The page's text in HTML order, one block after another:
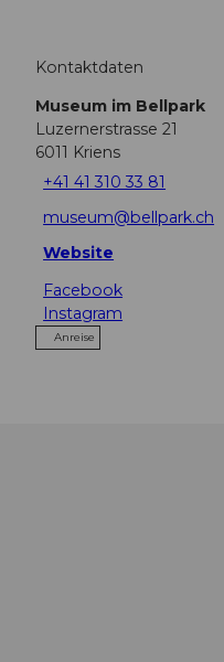
Kontaktdaten
Museum im Bellpark
Luzernerstrasse 21
6011 Kriens
+41 41 310 33 81
museum@bellpark.ch
Website
Facebook
Instagram
Anreise